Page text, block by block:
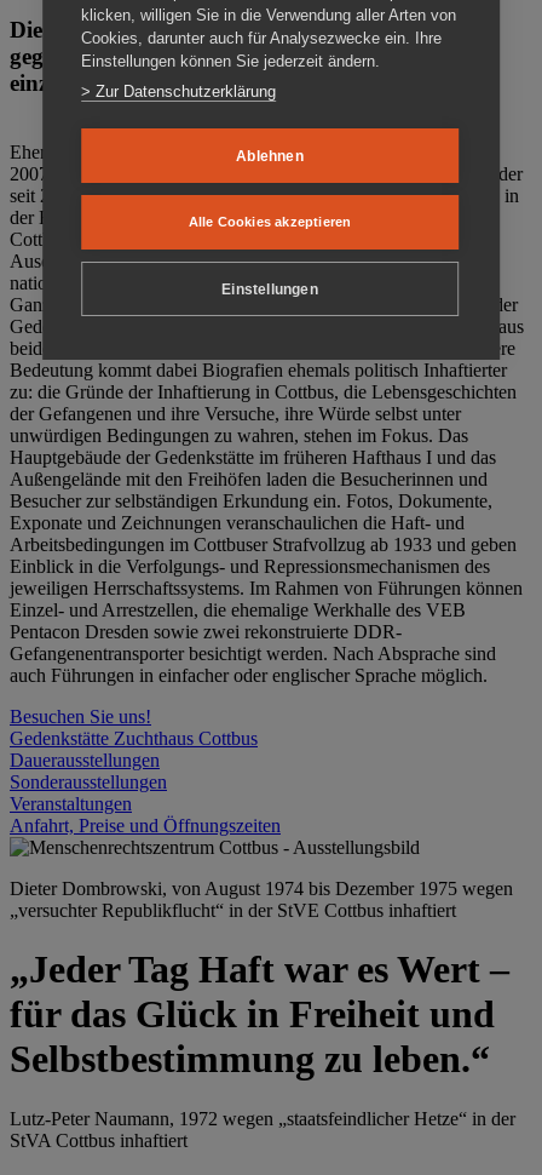
Die Gedenkstätte Zuchthaus Cottbus ist ein Ort
gegen das Vergessen. Anschaulich, nah und
einzigartig.
Ehemalige politische Häftlinge der DDR gründeten im Oktober
2007 den Verein Menschenrechtszentrum Cottbus e. V. (MRZ), der
seit 2011 Eigentümer des ehemaligen Gefängnisses (1860-2002) in
der Bautzener Straße und Träger der Gedenkstätte Zuchthaus
Cottbus ist. Im Zentrum der Arbeit der Gedenkstätte steht die
Auseinandersetzung mit politischem Unrecht während der
nationalsozialistischen Terrorherrschaft und der SED-Diktatur.
Ganzjährig zeigen mehrere Dauer- und Sonderausstellungen in der
Gedenkstätte Zuchthaus Cottbus Beispiele politischen Unrechts aus
beiden deutschen Diktaturen des 20. Jahrhunderts. Eine besondere
Bedeutung kommt dabei Biografien ehemals politisch Inhaftierter
zu: die Gründe der Inhaftierung in Cottbus, die Lebensgeschichten
der Gefangenen und ihre Versuche, ihre Würde selbst unter
unwürdigen Bedingungen zu wahren, stehen im Fokus. Das
Hauptgebäude der Gedenkstätte im früheren Hafthaus I und das
Außengelände mit den Freihöfen laden die Besucherinnen und
Besucher zur selbständigen Erkundung ein. Fotos, Dokumente,
Exponate und Zeichnungen veranschaulichen die Haft- und
Arbeitsbedingungen im Cottbuser Strafvollzug ab 1933 und geben
Einblick in die Verfolgungs- und Repressionsmechanismen des
jeweiligen Herrschaftssystems. Im Rahmen von Führungen können
Einzel- und Arrestzellen, die ehemalige Werkhalle des VEB
Pentacon Dresden sowie zwei rekonstruierte DDR-
Gefangenentransporter besichtigt werden. Nach Absprache sind
auch Führungen in einfacher oder englischer Sprache möglich.
Besuchen Sie uns!
Gedenkstätte Zuchthaus Cottbus
Dauerausstellungen
Sonderausstellungen
Veranstaltungen
Anfahrt, Preise und Öffnungszeiten
Dieter Dombrowski, von August 1974 bis Dezember 1975 wegen
„versuchter Republikflucht“ in der StVE Cottbus inhaftiert
„Jeder Tag Haft war es Wert –
für das Glück in Freiheit und
Selbstbestimmung zu leben.“
Lutz-Peter Naumann, 1972 wegen „staatsfeindlicher Hetze“ in der
StVA Cottbus inhaftiert
klicken, willigen Sie in die Verwendung aller Arten von
Cookies, darunter auch für Analysezwecke ein. Ihre
Einstellungen können Sie jederzeit ändern.
> Zur Datenschutzerklärung
Ablehnen
Alle Cookies akzeptieren
Einstellungen